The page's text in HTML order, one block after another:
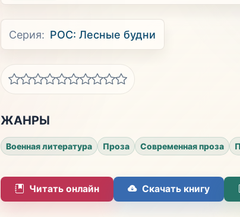
Серия: РОС: Лесные будни
ЖАНРЫ
Военная литература Проза Современная проза
Читать онлайн Скачать книгу